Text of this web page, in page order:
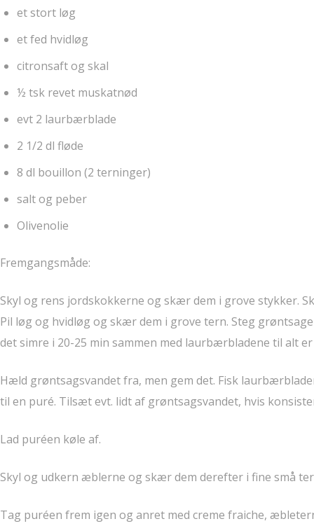
et stort løg
et fed hvidløg
citronsaft og skal
½ tsk revet muskatnød
evt 2 laurbærblade
2 1/2 dl fløde
8 dl bouillon (2 terninger)
salt og peber
Olivenolie
Fremgangsmåde:
Skyl og rens jordskokkerne og skær dem i grove stykker.
Pil løg og hvidløg og skær dem i grove tern. Steg
det simre i 20-25 min sammen med laurbærbladene til alt
Hæld grøntsagsvandet fra, men gem det. Fisk
til en puré. Tilsæt evt. lidt af grøntsagsvandet, hvis
Lad puréen køle af.
Skyl og udkern æblerne og skær dem derefter i fine små
Tag puréen frem igen og anret med creme fraiche,